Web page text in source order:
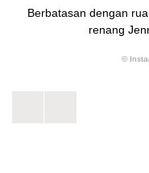
Berbatasan dengan
renang
©